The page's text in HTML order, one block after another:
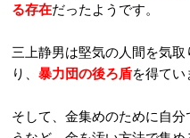
る存在だったようです。
三上静男は堅気の人間を気
り、 暴力団の後ろ盾を得てい
そして、金集めのために自